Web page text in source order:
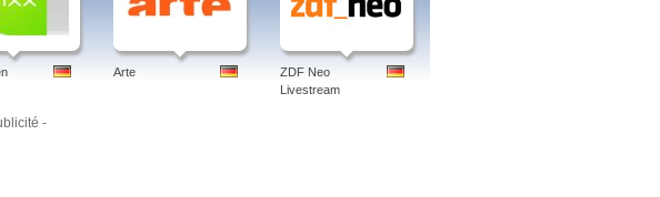
Arte
ZDF Neo
Livestream
-